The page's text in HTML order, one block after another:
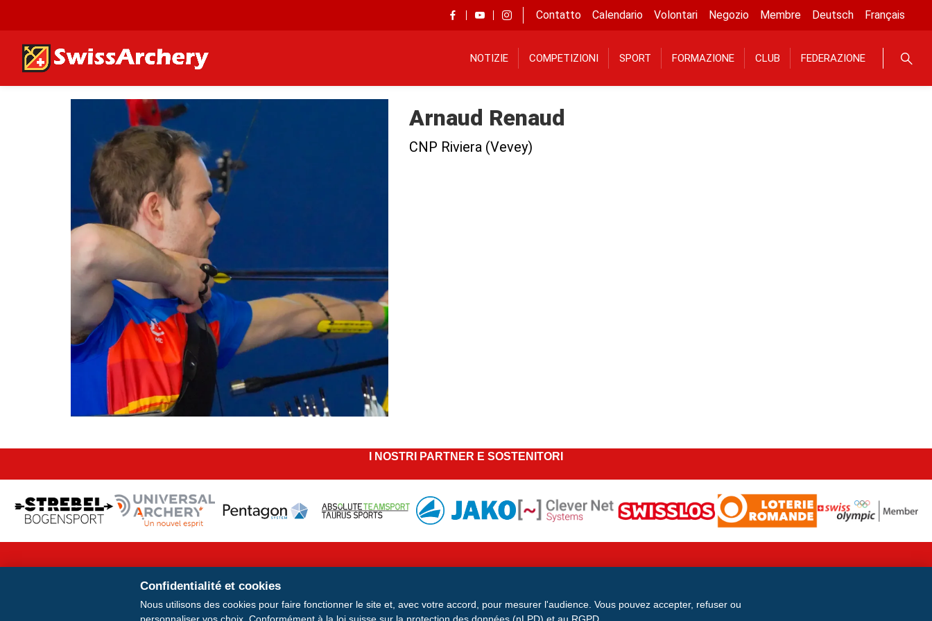
Contatto Calendario Volontari Negozio Membre Deutsch Français
NOTIZIE COMPETIZIONI SPORT FORMAZIONE CLUB FEDERAZIONE
Arnaud Renaud
CNP Riviera (Vevey)
I NOSTRI PARTNER E SOSTENITORI
Indirizzo: Avenue de la Gare 28, 1920 Martigny
Modulo di contatto
Confidentialité et cookies
Nous utilisons des cookies pour faire fonctionner le site et, avec votre accord, pour mesurer l'audience. Vous pouvez accepter, refuser ou